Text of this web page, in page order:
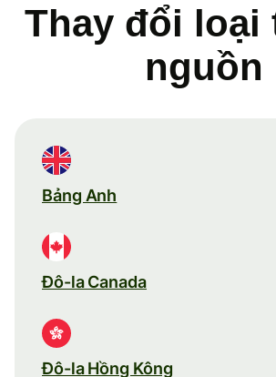
Thay đổi loại
nguồn
Bảng Anh
Đô-la Canada
Đô-la Hồng Kông